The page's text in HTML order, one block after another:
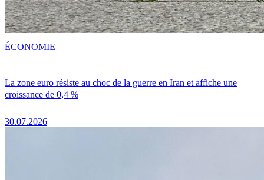
La zone euro résiste au choc de la guerre en Iran et affiche une
croissance de 0,4 %
30.07.2026
ÉCONOMIE